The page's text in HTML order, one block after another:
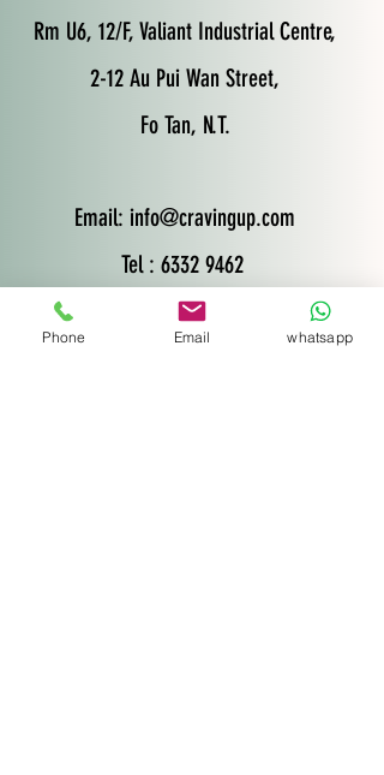
Rm U6, 12/F, Valiant Industrial Centre,
2-12 Au Pui Wan Street,
Fo Tan, N.T.
Email: info@cravingup.com
Tel : 6332 9462
Phone Email whatsapp